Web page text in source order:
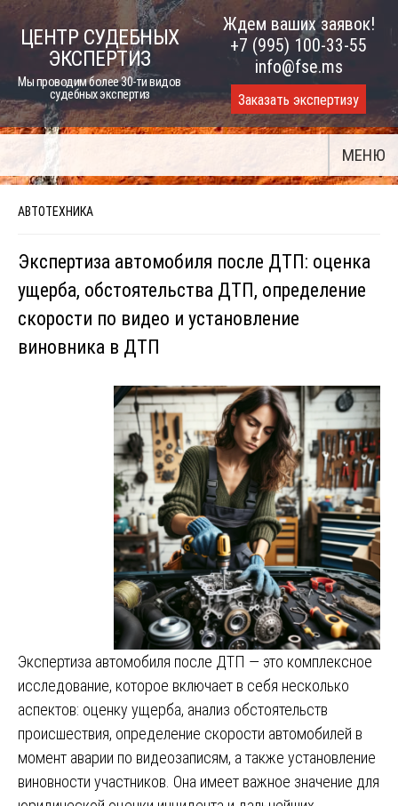
Skip
ЦЕНТР СУДЕБНЫХ
ЭКСПЕРТИЗ
Мы проводим более 30-ти видов
судебных экспертиз
Ждем ваших заявок!
+7 (995) 100-33-55
info@fse.ms
Заказать экспертизу
МЕНЮ
АВТОТЕХНИКА
Экспертиза автомобиля после ДТП: оценка
ущерба, обстоятельства ДТП, определение
скорости по видео и установление
виновника в ДТП
Экспертиза автомобиля после ДТП — это комплексное
исследование, которое включает в себя несколько
аспектов: оценку ущерба, анализ обстоятельств
происшествия, определение скорости автомобилей в
момент аварии по видеозаписям, а также установление
виновности участников. Она имеет важное значение для